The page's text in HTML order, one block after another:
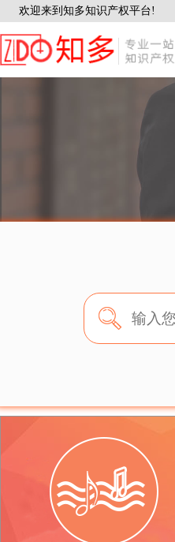
欢迎来到知多知识产权平台!